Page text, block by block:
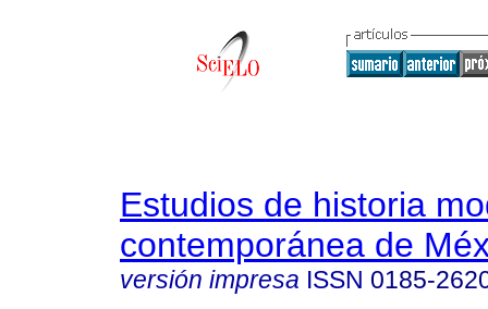
Estudios de historia
contemporánea de
versión impresa ISSN 0185-